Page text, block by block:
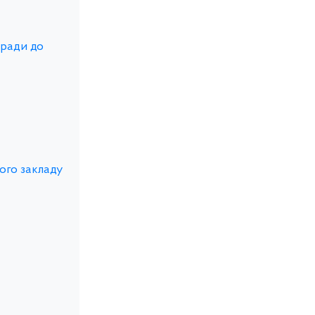
ради до
закладу